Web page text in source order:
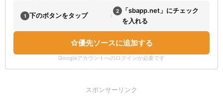
1 下のボタンをタップ › 2
「sbapp.net」にチェック
を入れる
優先ソースに追加する
Googleアカウントへのログインが必要です
スポンサーリンク